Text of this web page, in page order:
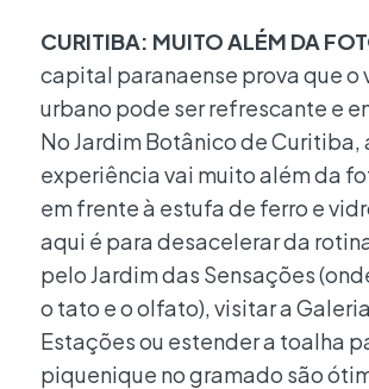
CURITIBA: MUITO ALÉM DA
capital paranaense prova que o
urbano pode ser refrescante e
No Jardim Botânico de Curitiba,
experiência vai muito além da
em frente à estufa de ferro e
aqui é para desacelerar da
pelo Jardim das Sensações
o tato e o olfato), visitar a
Estações ou estender a toalha
piquenique no gramado são